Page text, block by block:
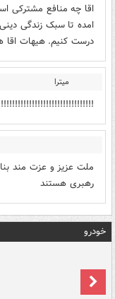
اقا چه منافع مشترکی
امده تا سبک زندگی
درست کنیم. هیهات اقا
میترا
ملت عزیز و عزت مند
رهبری هستند
خودرو